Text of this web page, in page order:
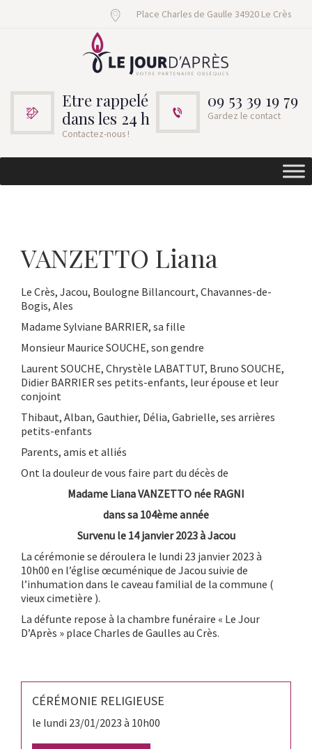
Place Charles de Gaulle 34920 Le Crès
Etre rappelé
dans les 24 h
Contactez-nous !
09 53 39 19 79
Gardez le contact
VANZETTO Liana
Le Crès, Jacou, Boulogne Billancourt, Chavannes-de-
Bogis, Ales
Madame Sylviane BARRIER, sa fille
Monsieur Maurice SOUCHE, son gendre
Laurent SOUCHE, Chrystèle LABATTUT, Bruno SOUCHE,
Didier BARRIER ses petits-enfants, leur épouse et leur
conjoint
Thibaut, Alban, Gauthier, Délia, Gabrielle, ses arrières
petits-enfants
Parents, amis et alliés
Ont la douleur de vous faire part du décès de
Madame Liana VANZETTO née RAGNI
dans sa 104ème année
Survenu le 14 janvier 2023 à Jacou
La cérémonie se déroulera le lundi 23 janvier 2023 à
10h00 en l’église œcuménique de Jacou suivie de
l’inhumation dans le caveau familial de la commune (
vieux cimetière ).
La défunte repose à la chambre funéraire « Le Jour
D’Après » place Charles de Gaulles au Crès.
CÉRÉMONIE RELIGIEUSE
le lundi 23/01/2023 à 10h00